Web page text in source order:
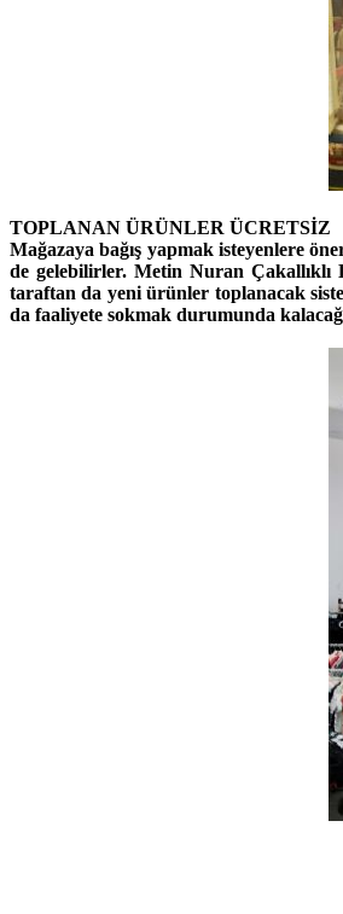
TOPLANAN ÜRÜNLER ÜCRETSİZ
Mağazaya bağış yapmak isteyenlere
de gelebilirler. Metin Nuran
taraftan da yeni ürünler toplanacak
da faaliyete sokmak durumunda